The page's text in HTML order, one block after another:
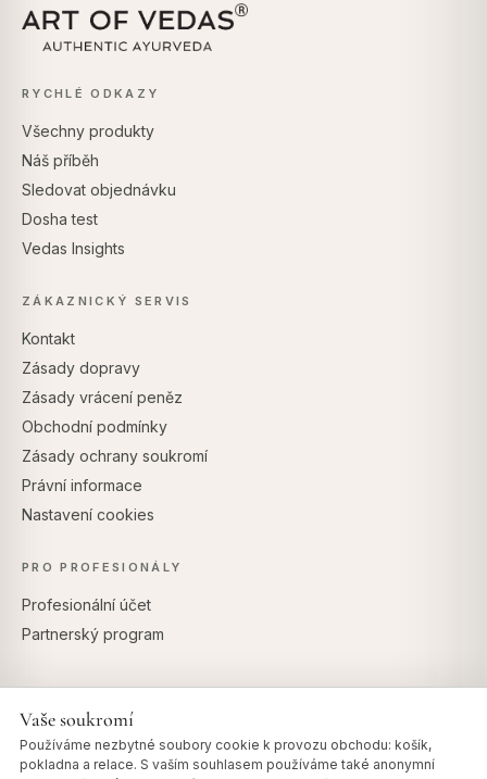
RYCHLÉ ODKAZY
Všechny produkty
Náš příběh
Sledovat objednávku
Dosha test
Vedas Insights
ZÁKAZNICKÝ SERVIS
Kontakt
Zásady dopravy
Zásady vrácení peněz
Obchodní podmínky
Zásady ochrany soukromí
Právní informace
Nastavení cookies
PRO PROFESIONÁLY
Profesionální účet
Partnerský program
Vaše soukromí
Používáme nezbytné soubory cookie k provozu obchodu: košík,
pokladna a relace. S vaším souhlasem používáme také anonymní